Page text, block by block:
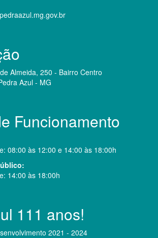
Almeida, 250 - Bairro Centro
Azul - MG
Funcionamento
08:00 às 12:00 e 14:00 às 18:00h
14:00 às 18:00h
111 anos!
2021 - 2024